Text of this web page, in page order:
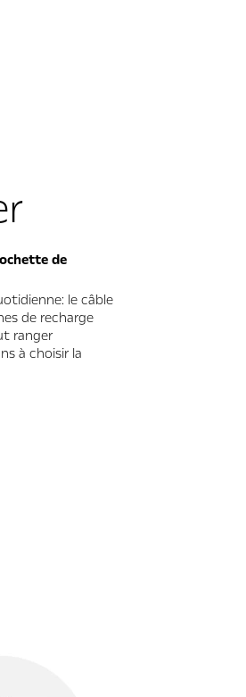
de
le câble
de recharge
ranger
à choisir la